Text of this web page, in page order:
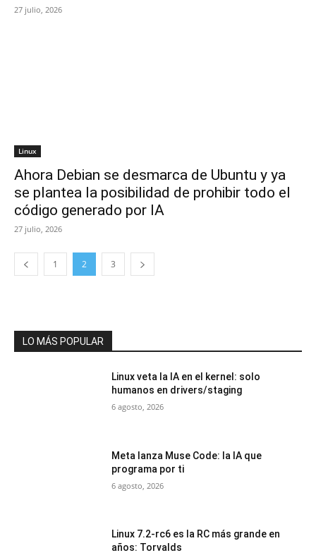
27 julio, 2026
Linux
Ahora Debian se desmarca de Ubuntu y ya
se plantea la posibilidad de prohibir todo el
código generado por IA
27 julio, 2026
1 2 3
LO MÁS POPULAR
Linux veta la IA en el kernel: solo
humanos en drivers/staging
6 agosto, 2026
Meta lanza Muse Code: la IA que
programa por ti
6 agosto, 2026
Linux 7.2-rc6 es la RC más grande en
años: Torvalds